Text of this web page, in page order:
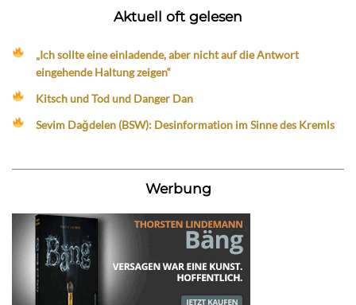
Aktuell oft gelesen
„Ich sollte eine einladende, aber nicht auf die Antwort
eingehende Haltung zeigen“
Kitsch und Tod und Danger Dan
Sevim Dağdelen (BSW): Desinformation im Sinne des Kremls
Werbung